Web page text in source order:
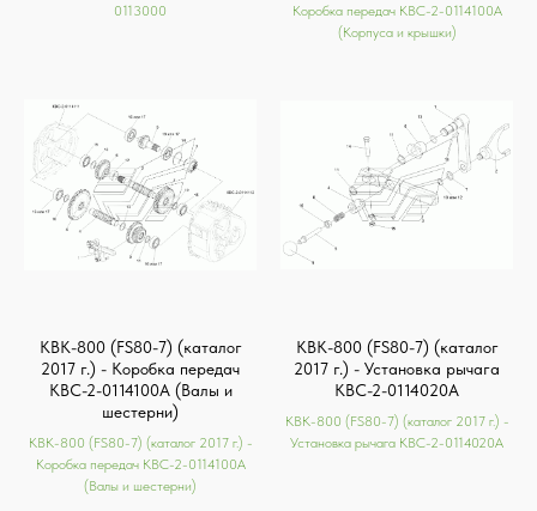
0113000
Коробка передач КВС-2-0114100А
(Корпуса и крышки)
КВК-800 (FS80-7) (каталог
2017 г.) - Коробка передач
КВС-2-0114100А (Валы и
шестерни)
КВК-800 (FS80-7) (каталог 2017 г.) -
Коробка передач КВС-2-0114100А
(Валы и шестерни)
КВК-800 (FS80-7) (каталог
2017 г.) - Установка рычага
КВС-2-0114020А
КВК-800 (FS80-7) (каталог 2017 г.) -
Установка рычага КВС-2-0114020А